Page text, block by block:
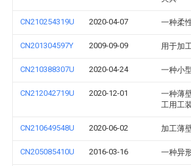
CN210254319U 2020-04-07 一种柔
CN201304597Y 2009-09-09 用于加
CN210388307U 2020-04-24 一种小
CN212042719U 2020-12-01
一种薄
工用工
CN210649548U 2020-06-02 加工薄
CN205085410U 2016-03-16 一种异